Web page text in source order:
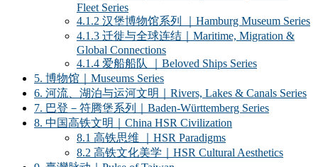
Fleet Series
4.1.2 汉堡博物馆系列 ｜Hamburg Museum Series
4.1.3 迁徙与全球连结｜Maritime, Migration &
Global Connections
4.1.4 爱船船队 ｜Beloved Ships Series
5. 博物馆｜Museums Series
6. 河流、湖泊与运河文明｜Rivers, Lakes & Canals Series
7. 巴登－符腾堡系列｜Baden-Württemberg Series
8. 中国高铁文明｜China HSR Civilization
8.1 高铁思维 ｜HSR Paradigms
8.2 高铁文化美学｜HSR Cultural Aesthetics